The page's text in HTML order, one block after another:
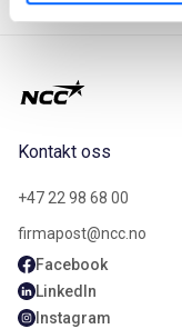
Kontakt oss
+47 22 98 68 00
firmapost@ncc.no
Facebook
LinkedIn
Instagram